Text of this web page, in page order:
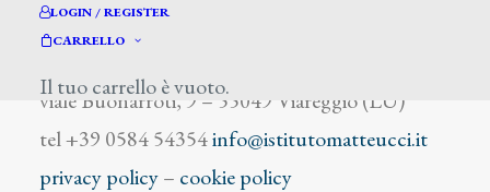
LOGIN / REGISTER
CARRELLO
Il tuo carrello è vuoto.
viale Buonarroti, 9 – 55049 Viareggio (LU)
tel +39 0584 54354info@istitutomatteucci.it
privacy policy– cookie policy